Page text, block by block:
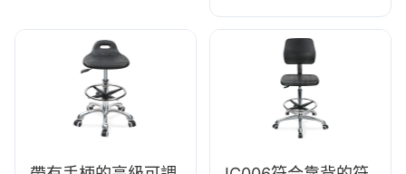
和鋁腳基抗靜電